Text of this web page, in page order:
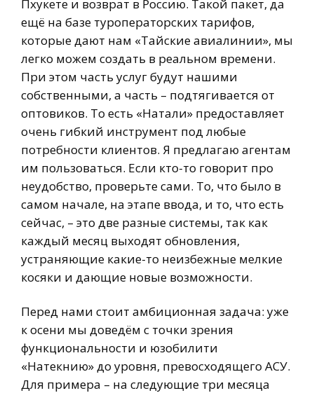
Пхукете и возврат в Россию. Такой пакет, да
ещё на базе туроператорских тарифов,
которые дают нам «Тайские авиалинии», мы
легко можем создать в реальном времени.
При этом часть услуг будут нашими
собственными, а часть – подтягивается от
оптовиков. То есть «Натали» предоставляет
очень гибкий инструмент под любые
потребности клиентов. Я предлагаю агентам
им пользоваться. Если кто-то говорит про
неудобство, проверьте сами. То, что было в
самом начале, на этапе ввода, и то, что есть
сейчас, – это две разные системы, так как
каждый месяц выходят обновления,
устраняющие какие-то неизбежные мелкие
косяки и дающие новые возможности.
Перед нами стоит амбиционная задача: уже
к осени мы доведём с точки зрения
функциональности и юзобилити
«Натекнию» до уровня, превосходящего АСУ.
Для примера – на следующие три месяца